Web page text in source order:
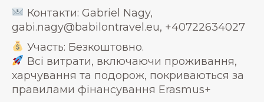
Контакти: Gabriel Nagy,
gabi.nagy@babilontravel.eu, +40722634027
Участь: Безкоштовно.
Всі витрати, включаючи проживання,
харчування та подорож, покриваються за
правилами фінансування Erasmus+